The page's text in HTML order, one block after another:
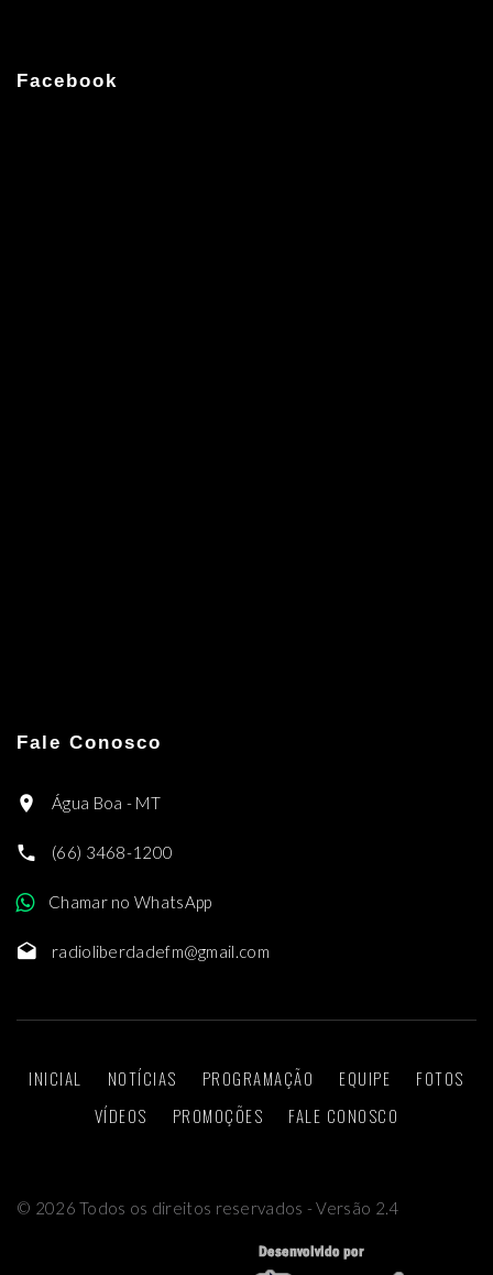
Facebook
Fale Conosco
Água Boa - MT
(66) 3468-1200
Chamar no WhatsApp
radioliberdadefm@gmail.com
INICIAL NOTÍCIAS PROGRAMAÇÃO EQUIPE
FOTOS
VÍDEOS
PROMOÇÕES FALE CONOSCO
© 2026 Todos os direitos reservados - Versão 2.4